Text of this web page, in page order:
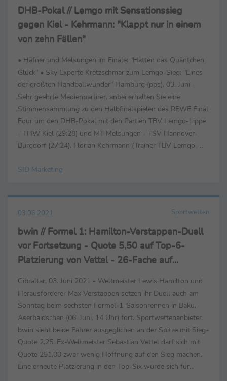
DHB-Pokal // Lemgo mit Sensationssieg
gegen Kiel - Kehrmann: "Klappt nur in einem
von zehn Fällen"
• Häfner und Melsungen im Finale: "Hatten das Quäntchen
Glück" • Sky Experte Kretzschmar zum Lemgo-Sieg: "Eines
der größten Handballwunder" Hamburg (pps), 03. Juni -
Sehr geehrte Medienpartner, anbei erhalten Sie eine
Stimmensammlung zu den Halbfinalspielen des REWE Final
Four um den DHB-Pokal mit den Partien TBV Lemgo-Lippe
- THW Kiel (29:28) und MT Melsungen - TSV Hannover-
Burgdorf (27:24). Florian Kehrmann (Trainer TBV Lemgo-
SID Marketing
03.06.2021 Sportwetten
bwin // Formel 1: Hamilton-Verstappen-Duell
vor Fortsetzung - Quote 5,50 auf Top-6-
Platzierung von Vettel - 26-Fache auf
Gibraltar, 03. Juni 2021 - Weltmeister Lewis Hamilton und
Herausforderer Max Verstappen setzen ihr Duell auch am
Sonntag beim sechsten Formel-1-Saisonrennen in Baku,
Aserbaidschan (06. Juni, 14 Uhr) fort. Sportwettenanbieter
bwin sieht beide Fahrer ausgeglichen an der Spitze mit Sieg-
Quote 2,25. Ex-Weltmeister Sebastian Vettel darf sich mit
Quote 251,00 zwar wenig Hoffnung auf den Sieg machen.
Eine erneute Platzierung in den Top-Six würde sich für